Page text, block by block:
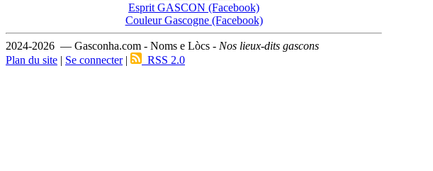
Esprit GASCON (Facebook)
Couleur Gascogne (Facebook)
2024-2026 — Gasconha.com - Noms e Lòcs - Nos lieux-dits gascons
Plan du site | Se connecter| RSS 2.0